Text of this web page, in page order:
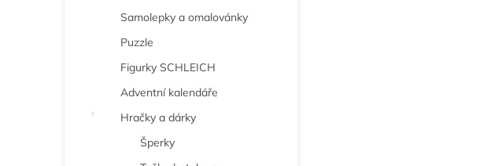
Samolepky a omalovánky
Puzzle
Figurky SCHLEICH
Adventní kalendáře
Hračky a dárky
Šperky